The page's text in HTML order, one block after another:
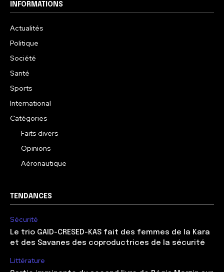
INFORMATIONS
Actualités
Politique
Société
Santé
Sports
International
Catégories
Faits divers
Opinions
Aéronautique
TENDANCES
Sécurité
Le trio GAID-CRESED-KAS fait des femmes de la Kara
et des Savanes des coproductrices de la sécurité
Littérature